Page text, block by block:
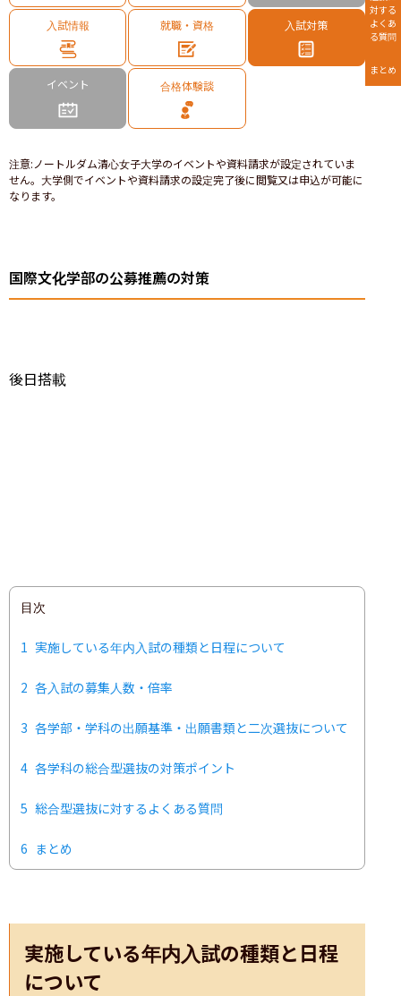
入試情報 就職・資格 入試対策
イベント 合格体験談
注意: ノートルダム清心女子大学のイベントや資料請求が設定されていま
せん。大学側でイベントや資料請求の設定完了後に閲覧又は申込が可能に
なります。
国際文化学部の公募推薦の対策
後日搭載
目次
1 実施している年内入試の種類と日程について
2 各入試の募集人数・倍率
3 各学部・学科の出願基準・出願書類と二次選抜について
4 各学科の総合型選抜の対策ポイント
5 総合型選抜に対するよくある質問
6 まとめ
実施している年内入試の種類と日程
について
対する
よくあ
る質問
まとめ